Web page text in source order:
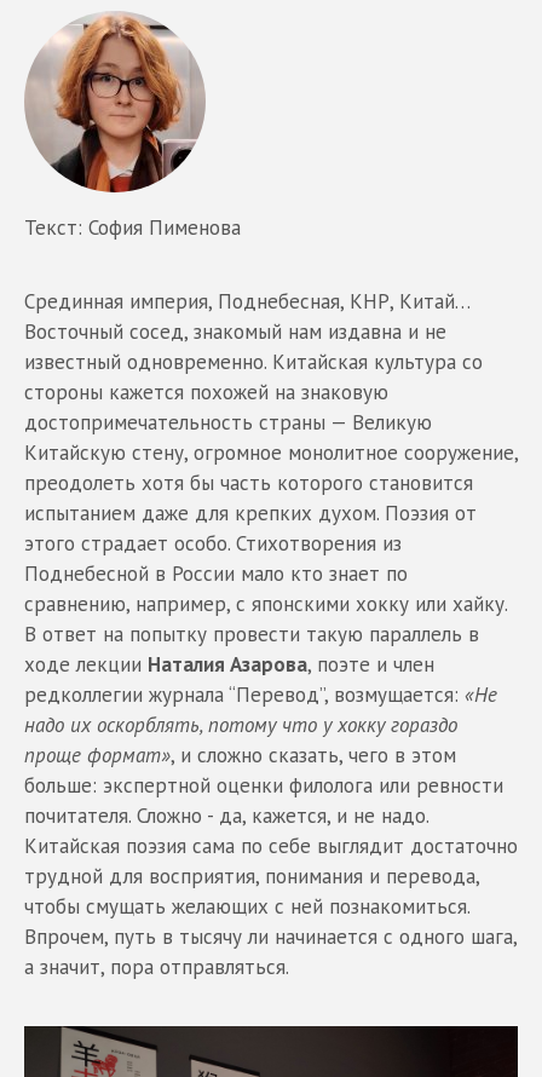
Текст: София Пименова
Срединная империя, Поднебесная, КНР, Китай…
Восточный сосед, знакомый нам издавна и не
известный одновременно. Китайская культура со
стороны кажется похожей на знаковую
достопримечательность страны — Великую
Китайскую стену, огромное монолитное сооружение,
преодолеть хотя бы часть которого становится
испытанием даже для крепких духом. Поэзия от
этого страдает особо. Стихотворения из
Поднебесной в России мало кто знает по
сравнению, например, с японскими хокку или хайку.
В ответ на попытку провести такую параллель в
ходе лекции Наталия Азарова, поэте и член
редколлегии журнала “Перевод”, возмущается: «Не
надо их оскорблять, потому что у хокку гораздо
проще формат», и сложно сказать, чего в этом
больше: экспертной оценки филолога или ревности
почитателя. Сложно - да, кажется, и не надо.
Китайская поэзия сама по себе выглядит достаточно
трудной для восприятия, понимания и перевода,
чтобы смущать желающих с ней познакомиться.
Впрочем, путь в тысячу ли начинается с одного шага,
а значит, пора отправляться.